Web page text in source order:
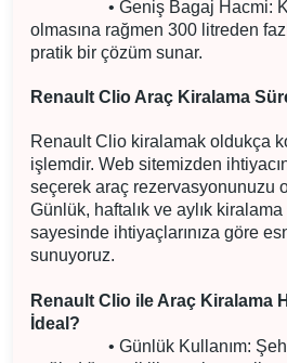
• Geniş Bagaj Hacmi:
olmasına rağmen 300 litreden
pratik bir çözüm sunar.
Renault Clio Araç Kiralama
Renault Clio kiralamak oldukça
işlemdir. Web sitemizden
seçerek araç rezervasyonunuzu
Günlük, haftalık ve aylık
sayesinde ihtiyaçlarınıza göre
sunuyoruz.
Renault Clio ile Araç Kiralama
İdeal?
• Günlük Kullanım: Şehir